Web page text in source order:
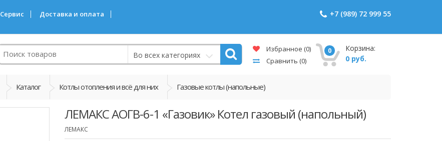
Сервис
Доставка и оплата
+7 (989) 72 999 55
Поиск
Во всех категориях
Избранное (0)
Сравнить (0)
0
Корзина:
0 руб.
Каталог Котлы отопления и всё для них Газовые котлы (напольные)
ЛЕМАКС АОГВ-6-1 «Газовик» Котел газовый (напольный)
ЛЕМАКС